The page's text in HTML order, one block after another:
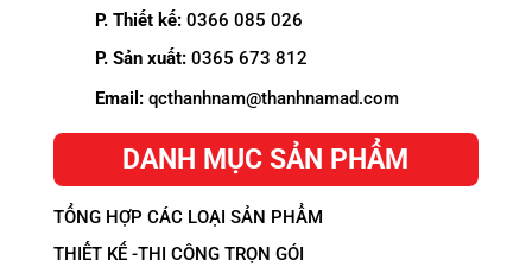
P. Thiết kế:0366 085 026
P. Sản xuất:0365 673 812
Email:qcthanhnam@thanhnamad.com
DANH MỤC SẢN PHẨM
TỔNG HỢP CÁC LOẠI SẢN PHẨM
THIẾT KẾ -THI CÔNG TRỌN GÓI